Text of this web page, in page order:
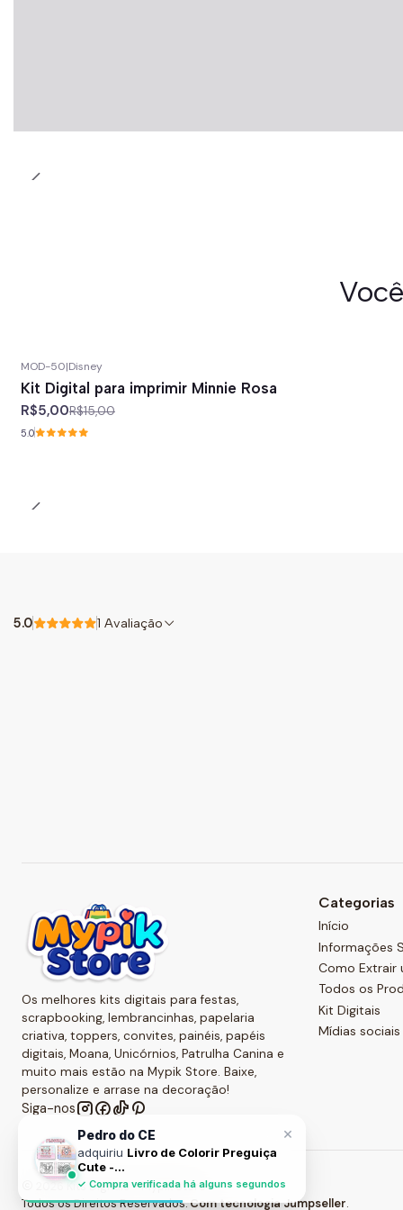
MOD-50|Disney
Kit Digital para imprimir Minnie Rosa
R$5,00R$15,00
5.0
5.0 1 Avaliação
Os melhores kits digitais para festas,
scrapbooking, lembrancinhas, papelaria
criativa, toppers, convites, painéis, papéis
digitais, Moana, Unicórnios, Patrulha Canina e
muito mais estão na Mypik Store. Baixe,
personalize e arrase na decoração!
Siga-nos
Categorias
Início
Informações
Como Extrair
Todos os
Kit Digitais
Mídias sociais
2026 Kits Digitais - Mypik Store .
Todos os Direitos Reservados.Com tecnologia Jumpseller.
×
Pedro do CE
adquiriu Livro de Colorir Preguiça
Cute -...
✓ Compra verificada há alguns segundos